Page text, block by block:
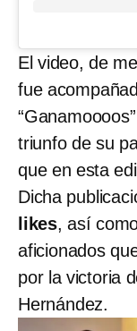
El video, de
fue
triunfo de su
que en esta
Dicha
likes, así
aficionados
por la victoria
Hernández.